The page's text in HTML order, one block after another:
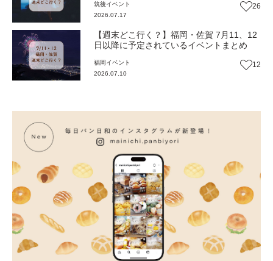
筑後イベント
2026.07.17
26
【週末どこ行く？】福岡・佐賀 7月11、12
日以降に予定されているイベントまとめ
福岡 イベント
2026.07.10
12